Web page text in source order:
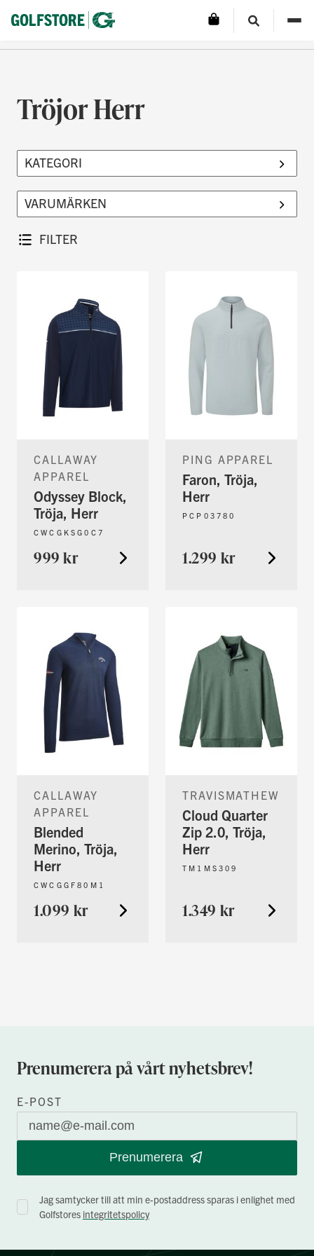
Tröjor Herr
FILTER
CALLAWAY
APPAREL
Odyssey Block,
Tröja, Herr
CWCGKSG0C7
999 kr
PING APPAREL
Faron, Tröja,
Herr
PCP03780
1.299 kr
CALLAWAY
APPAREL
Blended
Merino, Tröja,
Herr
CWCGGF80M1
1.099 kr
TRAVISMATHEW
Cloud Quarter
Zip 2.0, Tröja,
Herr
TM1MS309
1.349 kr
Prenumerera på vårt nyhetsbrev!
E-POST
Prenumerera
Jag samtycker till att min e-postaddress sparas i enlighet med
Golfstores integritetspolicy